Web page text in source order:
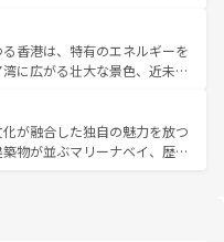
ベトナムコーヒーなどは、ぜ
域を訪れてもあたたかい人々
、きっと忘れられない旅にな
ではチェンマイなどの山岳地
はプーケットやクラビの美し
しむことができる。タイ料理
、どの季節にも異なる楽しみ
タイの人々、仏教を中心とし
源が、訪れる旅人を魅了し続
香港は、特有のエネルギーを
に広がる壮大な景色、近未来
はず。観光スポットが密集し
回れるのも魅力。息をのむよ
で、香港を存分に楽しみ尽く
が融合した独自の魅力を放つ
物が並ぶマリーナベイ、歴史